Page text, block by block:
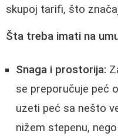
skupoj tarifi, što
Šta treba imati na
Snaga i prostorija:
se preporučuje peć
uzeti peć sa nešto
nižem stepenu,